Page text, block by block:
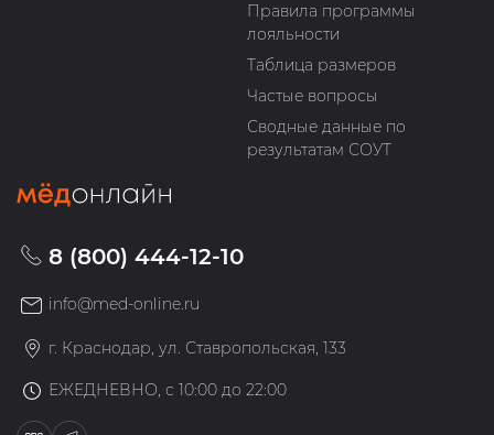
Правила программы
лояльности
Таблица размеров
Частые вопросы
Сводные данные по
результатам СОУТ
8 (800) 444-12-10
info@med-online.ru
г. Краснодар, ул. Ставропольская, 133
ЕЖЕДНЕВНО, с 10:00 до 22:00